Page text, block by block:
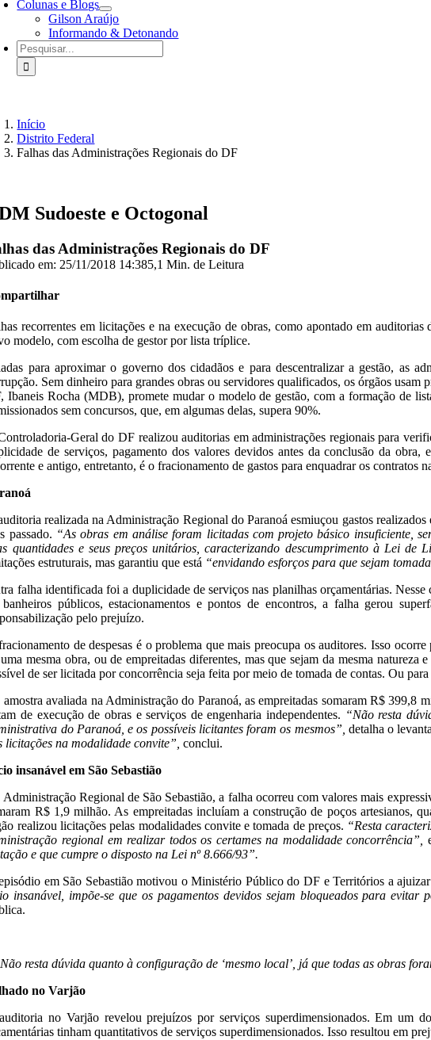
Colunas e Blogs
Gilson Araújo
Informando & Detonando
Buscar
resultados
para:
Início
Distrito Federal
Falhas das Administrações Regionais do DF
Sudoeste e Octogonal
das Administrações Regionais do DF
em: 25/11/2018 14:385,1 Min. de Leitura
recorrentes em licitações e na execução de obras, como apontado em
modelo, com escolha de gestor por lista tríplice.
para aproximar o governo dos cidadãos e para descentralizar a gestão, as
Sem dinheiro para grandes obras ou servidores qualificados, os órgãos
Ibaneis Rocha (MDB), promete mudar o modelo de gestão, com a formação de
sem concursos, que, em algumas delas, supera 90%.
Geral do DF realizou auditorias em administrações regionais para
de serviços, pagamento dos valores devidos antes da conclusão da
e antigo, entretanto, é o fracionamento de gastos para enquadrar os
realizada na Administração Regional do Paranoá esmiuçou gastos
passado. “As obras em análise foram licitadas com projeto básico insuficiente,
quantidades e seus preços unitários, caracterizando descumprimento à Lei de
estruturais, mas garantiu que está “envidando esforços para que sejam
falha identificada foi a duplicidade de serviços nas planilhas orçamentárias.
públicos, estacionamentos e pontos de encontros, a falha gerou
pelo prejuízo.
de despesas é o problema que mais preocupa os auditores. Isso
mesma obra, ou de empreitadas diferentes, mas que sejam da mesma
de ser licitada por concorrência seja feita por meio de tomada de contas. Ou
amostra avaliada na Administração do Paranoá, as empreitadas somaram R$ 399,8
de execução de obras e serviços de engenharia independentes. “Não resta
do Paranoá, e os possíveis licitantes foram os mesmos”, detalha o
licitações na modalidade convite”, conclui.
insanável em São Sebastião
Administração Regional de São Sebastião, a falha ocorreu com valores mais
R$ 1,9 milhão. As empreitadas incluíam a construção de poços artesianos,
realizou licitações pelas modalidades convite e tomada de preços. “Resta
regional em realizar todos os certames na modalidade concorrência”,
e que cumpre o disposto na Lei nº 8.666/93”.
em São Sebastião motivou o Ministério Público do DF e Territórios a
insanável, impõe-se que os pagamentos devidos sejam bloqueados para evitar
resta dúvida quanto à configuração de ‘mesmo local’, já que todas as obras
no Varjão
no Varjão revelou prejuízos por serviços superdimensionados. Em um
tinham quantitativos de serviços superdimensionados. Isso resultou em